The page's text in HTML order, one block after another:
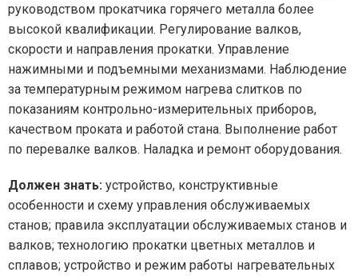
руководством прокатчика горячего металла более
высокой квалификации. Регулирование валков,
скорости и направления прокатки. Управление
нажимными и подъемными механизмами. Наблюдение
за температурным режимом нагрева слитков по
показаниям контрольно-измерительных приборов,
качеством проката и работой стана. Выполнение работ
по перевалке валков. Наладка и ремонт оборудования.
Должен знать: устройство, конструктивные
особенности и схему управления обслуживаемых
станов; правила эксплуатации обслуживаемых станов и
валков; технологию прокатки цветных металлов и
сплавов; устройство и режим работы нагревательных